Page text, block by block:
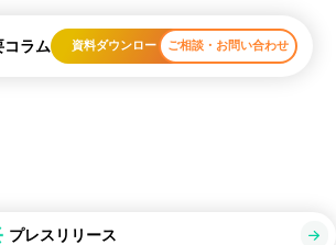
コラム 資料ダウンロード ご相談・お問い合わせ
プレスリリース